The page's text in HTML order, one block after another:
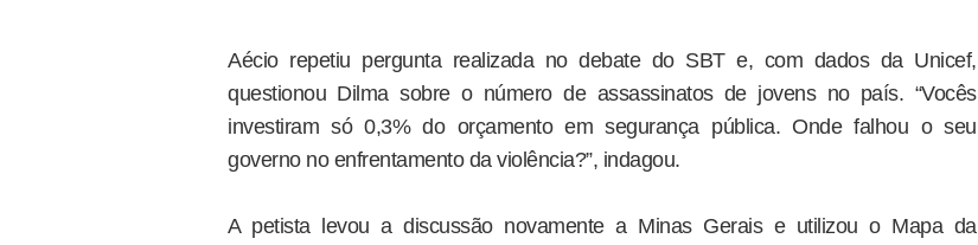
Aécio repetiu pergunta realizada no debate do SBT e, com dados da Unicef,
questionou Dilma sobre o número de assassinatos de jovens no país. “Vocês
investiram só 0,3% do orçamento em segurança pública. Onde falhou o seu
governo no enfrentamento da violência?”, indagou.
A petista levou a discussão novamente a Minas Gerais e utilizou o Mapa da